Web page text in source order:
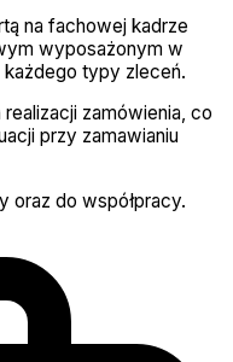
na fachowej kadrze
wyposażonym w
typy zleceń.
zamówienia, co
przy zamawianiu
oraz do współpracy.